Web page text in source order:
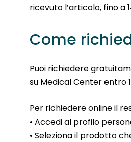
ricevuto l’articolo, fino a
Come
Puoi richiedere
su Medical Center entro
Per richiedere online il
• Accedi al profilo
• Seleziona il prodotto